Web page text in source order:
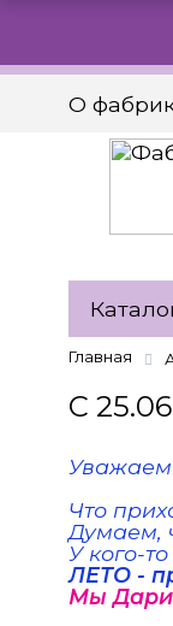
О
Главная
С
Что
Думаем,
У кого-
ЛЕТО -
Мы